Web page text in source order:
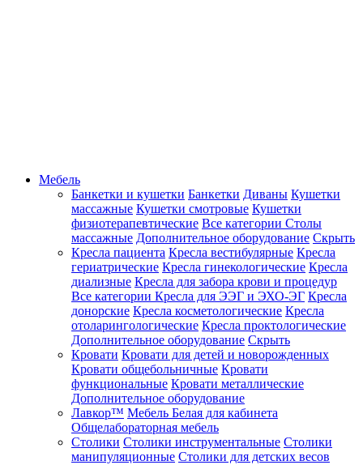
Мебель
Банкетки и кушетки Банкетки Диваны Кушетки
массажные Кушетки смотровые Кушетки
физиотерапевтические Все категории Столы
массажные Дополнительное оборудование Скрыть
Кресла пациента Кресла вестибулярные Кресла
гериатрические Кресла гинекологические Кресла
диализные Кресла для забора крови и процедур
Все категории Кресла для ЭЭГ и ЭХО-ЭГ Кресла
донорские Кресла косметологические Кресла
отоларингологические Кресла проктологические
Дополнительное оборудование Скрыть
Кровати Кровати для детей и новорожденных
Кровати общебольничные Кровати
функциональные Кровати металлические
Дополнительное оборудование
Лавкор™ Мебель Белая для кабинета
Общелабораторная мебель
Столики Столики инструментальные Столики
манипуляционные Столики для детских весов